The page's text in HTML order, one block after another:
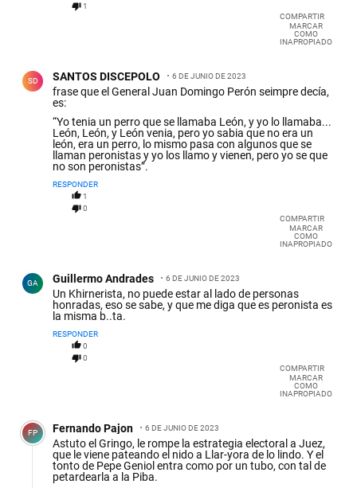
1
COMPARTIR
MARCAR
COMO
INAPROPIADO
SD SANTOS DISCEPOLO 6 DE JUNIO DE 2023
frase que el General Juan Domingo Perón seimpre decía,
es:
“Yo tenia un perro que se llamaba León, y yo lo llamaba...
León, León, y León venia, pero yo sabia que no era un
león, era un perro, lo mismo pasa con algunos que se
llaman peronistas y yo los llamo y vienen, pero yo se que
no son peronistas”.
RESPONDER
1
0
COMPARTIR
MARCAR
COMO
INAPROPIADO
GA Guillermo Andrades 6 DE JUNIO DE 2023
Un Khirnerista, no puede estar al lado de personas
honradas, eso se sabe, y que me diga que es peronista es
la misma b..ta.
RESPONDER
0
0
COMPARTIR
MARCAR
COMO
INAPROPIADO
Comentario de Fernando Pajon.
FP Fernando Pajon 6 DE JUNIO DE 2023
Astuto el Gringo, le rompe la estrategia electoral a Juez,
que le viene pateando el nido a Llar-yora de lo lindo. Y el
tonto de Pepe Geniol entra como por un tubo, con tal de
petardearla a la Piba.